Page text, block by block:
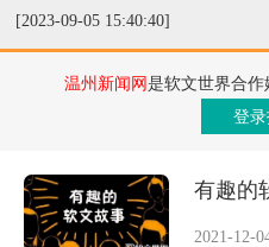
[2023-09-05 15:40:40]
温州新闻网是软文世界合
登
有趣的
2021-12-